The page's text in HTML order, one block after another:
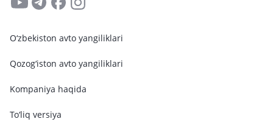
O‘zbekiston avto yangiliklari
Qozog‘iston avto yangiliklari
Kompaniya haqida
To‘liq versiya